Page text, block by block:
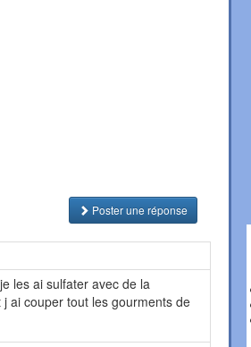
Poster une réponse
les ai sulfater avec de la
ai couper tout les gourments de